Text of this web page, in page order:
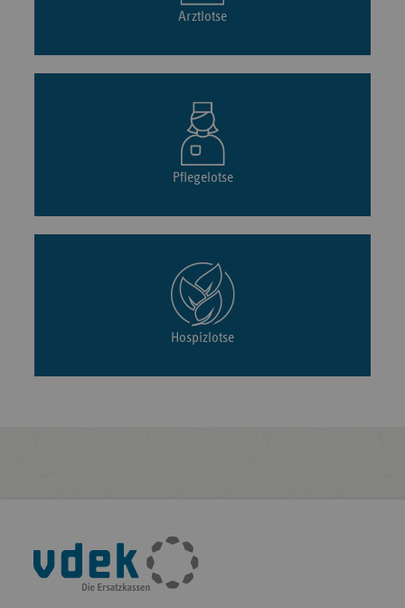
Arztlotse
Pflegelotse
Hospizlotse
Fußleisten-
Navigation